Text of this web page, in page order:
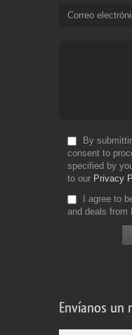
Correo
By
consent to
specified by
to our Privacy
I agree to
and deals from
Envíanos un